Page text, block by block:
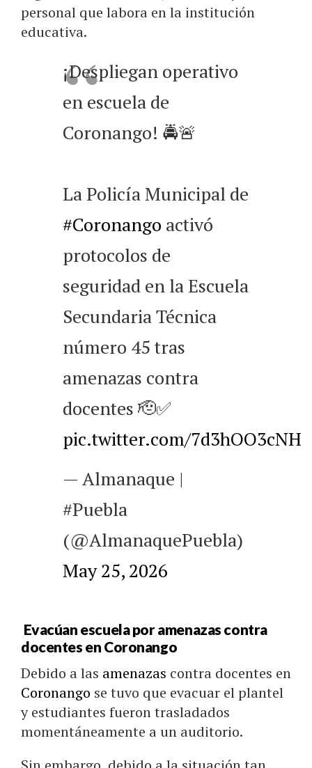
personal que labora en la institución
educativa.
¡Despliegan operativo
en escuela de
Coronango! 🚔🚨
La Policía Municipal de
#Coronango activó
protocolos de
seguridad en la Escuela
Secundaria Técnica
número 45 tras
amenazas contra
docentes 🫡✅
pic.twitter.com/7d3hOO3cNH
— Almanaque |
#Puebla
(@AlmanaquePuebla)
May 25, 2026
Evacúan escuela por amenazas contra
docentes en Coronango
Debido a las amenazas contra docentes en
Coronango se tuvo que evacuar el plantel
y estudiantes fueron trasladados
momentáneamente a un auditorio.